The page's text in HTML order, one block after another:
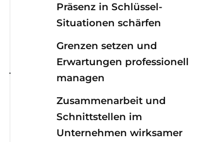
Präsenz in Schlüssel-
Situationen schärfen
Grenzen setzen und
Erwartungen professionell
managen
Zusammenarbeit und
Schnittstellen im
Unternehmen wirksamer